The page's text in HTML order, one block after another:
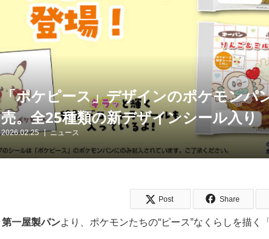
「ポケピース」デザインのポケモンパ
売。全25種類の新デザインシール入り
2026.02.25 ニュース
Post Share
第一屋製パンより、ポケモンたちの“ピース”なくらしを描